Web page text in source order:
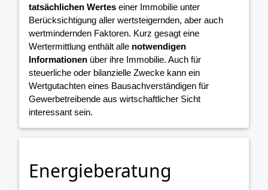
tatsächlichen Wertes einer Immobilie unter
Berücksichtigung aller wertsteigernden, aber auch
wertmindernden Faktoren. Kurz gesagt eine
Wertermittlung enthält alle notwendigen
Informationen über ihre Immobilie. Auch für
steuerliche oder bilanzielle Zwecke kann ein
Wertgutachten eines Bausachverständigen für
Gewerbetreibende aus wirtschaftlicher Sicht
interessant sein.
Energieberatung